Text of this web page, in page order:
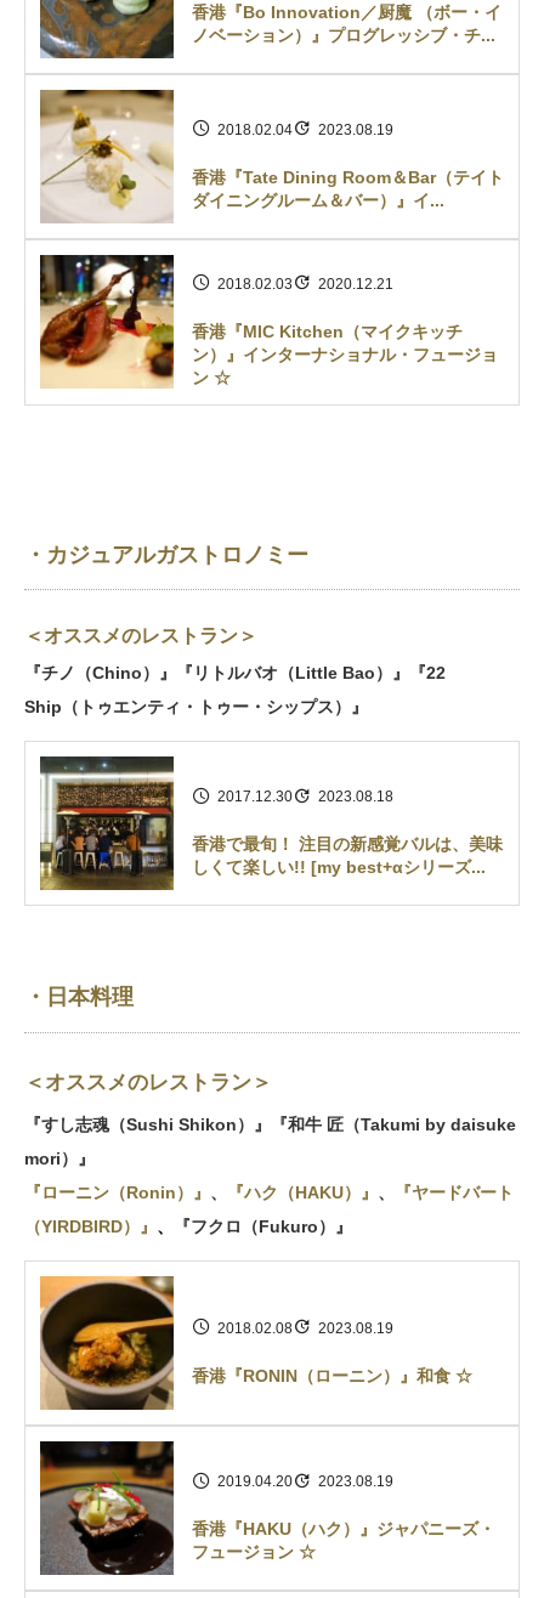
香港『Bo Innovation／厨魔 （ボー・イ
ノベーション）』プログレッシブ・チ...
2018.02.04 2023.08.19
香港『Tate Dining Room＆Bar（テイト
ダイニングルーム＆バー）』イ...
2018.02.03 2020.12.21
香港『MIC Kitchen（マイクキッチ
ン）』インターナショナル・フュージョ
ン ☆
・カジュアルガストロノミー
＜オススメのレストラン＞
『チノ（Chino）』『リトルバオ（Little Bao）』『22
Ship（トゥエンティ・トゥー・シップス）』
2017.12.30 2023.08.18
香港で最旬！ 注目の新感覚バルは、美味
しくて楽しい!! [my best+αシリーズ...
・日本料理
＜オススメのレストラン＞
『すし志魂（Sushi Shikon）』
『和牛 匠（Takumi by daisuke
mori）』
『ローニン（Ronin）』 、 『ハク（HAKU）』 、
『ヤードバート
（YIRDBIRD）』 、 『フクロ（Fukuro）』
2018.02.08 2023.08.19
香港『RONIN（ローニン）』和食 ☆
2019.04.20 2023.08.19
香港『HAKU（ハク）』ジャパニーズ・
フュージョン ☆